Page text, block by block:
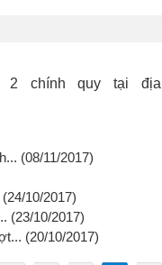
2 chính quy tại
(08/11/2017)
(24/10/2017)
(23/10/2017)
(20/10/2017)